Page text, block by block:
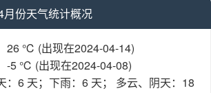
份天气统计概况
26 ℃ (出现在2024-04-14)
-5 ℃ (出现在2024-04-08)
：6 天；下雨：6 天； 多云、阴天：18